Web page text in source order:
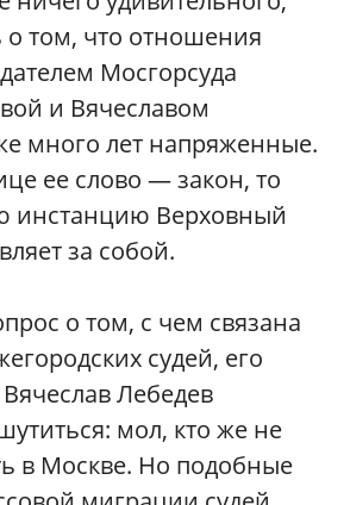
том, что отношения
Мосгорсуда
и Вячеславом
много лет напряженные.
ее слово — закон, то
инстанцию Верховный
за собой.
о том, с чем связана
судей, его
Лебедев
мол, кто же не
в Москве. Но подобные